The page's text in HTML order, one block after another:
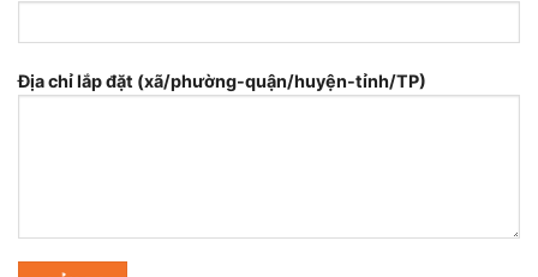
Địa chỉ lắp đặt (xã/phường-quận/huyện-tỉnh/TP)